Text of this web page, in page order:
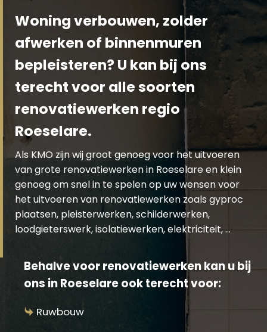
Woning verbouwen, zolder
afwerken of binnenmuren
bepleisteren? U kan bij ons
terecht voor alle soorten
renovatiewerken regio
Roeselare.
Als KMO zijn wij groot genoeg voor het uitvoeren
van grote renovatiewerken in Roeselare en klein
genoeg om snel in te spelen op uw wensen voor
het uitvoeren van renovatiewerken zoals gyproc
plaatsen, pleisterwerken, schilderwerken,
loodgieterswerk, isolatiewerken, elektriciteit, …
Behalve voor renovatiewerken kan u bij
ons in Roeselare ook terecht voor:
Ruwbouw